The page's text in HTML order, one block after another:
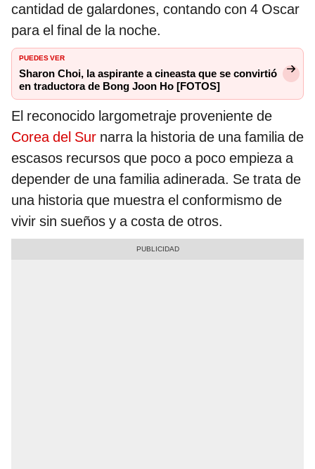
cantidad de galardones, contando con 4 Oscar
para el final de la noche.
PUEDES VER
Sharon Choi, la aspirante a cineasta que se convirtió
en traductora de Bong Joon Ho [FOTOS]
El reconocido largometraje proveniente de
Corea del Sur narra la historia de una familia de
escasos recursos que poco a poco empieza a
depender de una familia adinerada. Se trata de
una historia que muestra el conformismo de
vivir sin sueños y a costa de otros.